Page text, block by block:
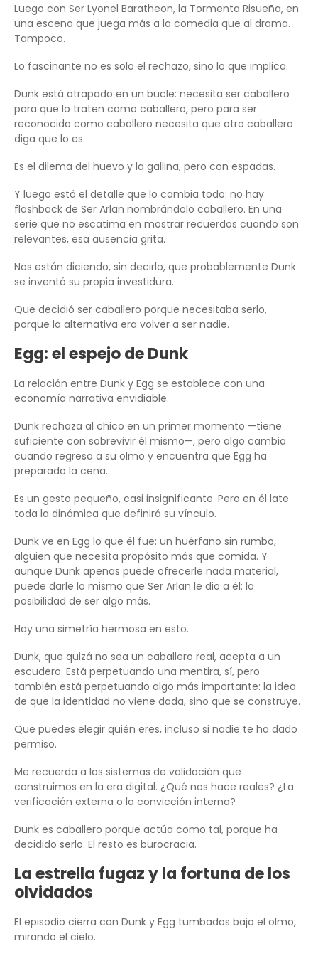
Luego con Ser Lyonel Baratheon, la Tormenta Risueña, en
una escena que juega más a la comedia que al drama.
Tampoco.
Lo fascinante no es solo el rechazo, sino lo que implica.
Dunk está atrapado en un bucle: necesita ser caballero
para que lo traten como caballero, pero para ser
reconocido como caballero necesita que otro caballero
diga que lo es.
Es el dilema del huevo y la gallina, pero con espadas.
Y luego está el detalle que lo cambia todo: no hay
flashback de Ser Arlan nombrándolo caballero. En una
serie que no escatima en mostrar recuerdos cuando son
relevantes, esa ausencia grita.
Nos están diciendo, sin decirlo, que probablemente Dunk
se inventó su propia investidura.
Que decidió ser caballero porque necesitaba serlo,
porque la alternativa era volver a ser nadie.
Egg: el espejo de Dunk
La relación entre Dunk y Egg se establece con una
economía narrativa envidiable.
Dunk rechaza al chico en un primer momento —tiene
suficiente con sobrevivir él mismo—, pero algo cambia
cuando regresa a su olmo y encuentra que Egg ha
preparado la cena.
Es un gesto pequeño, casi insignificante. Pero en él late
toda la dinámica que definirá su vínculo.
Dunk ve en Egg lo que él fue: un huérfano sin rumbo,
alguien que necesita propósito más que comida. Y
aunque Dunk apenas puede ofrecerle nada material,
puede darle lo mismo que Ser Arlan le dio a él: la
posibilidad de ser algo más.
Hay una simetría hermosa en esto.
Dunk, que quizá no sea un caballero real, acepta a un
escudero. Está perpetuando una mentira, sí, pero
también está perpetuando algo más importante: la idea
de que la identidad no viene dada, sino que se construye.
Que puedes elegir quién eres, incluso si nadie te ha dado
permiso.
Me recuerda a los sistemas de validación que
construimos en la era digital. ¿Qué nos hace reales? ¿La
verificación externa o la convicción interna?
Dunk es caballero porque actúa como tal, porque ha
decidido serlo. El resto es burocracia.
La estrella fugaz y la fortuna de los
olvidados
El episodio cierra con Dunk y Egg tumbados bajo el olmo,
mirando el cielo.